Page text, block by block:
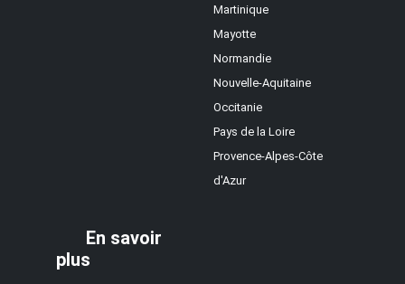
Martinique
Mayotte
Normandie
Nouvelle-Aquitaine
Occitanie
Pays de la Loire
Provence-Alpes-Côte
d'Azur
En savoir
plus